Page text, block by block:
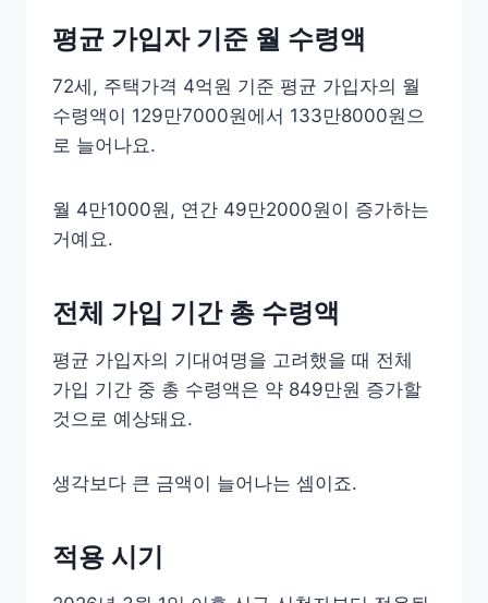
평균 가입자 기준 월 수령액
72세, 주택가격 4억원 기준 평균 가입자의 월
수령액이 129만7000원에서 133만8000원으
로 늘어나요.
월 4만1000원, 연간 49만2000원이 증가하는
거예요.
전체 가입 기간 총 수령액
평균 가입자의 기대여명을 고려했을 때 전체
가입 기간 중 총 수령액은 약 849만원 증가할
것으로 예상돼요.
생각보다 큰 금액이 늘어나는 셈이죠.
적용 시기